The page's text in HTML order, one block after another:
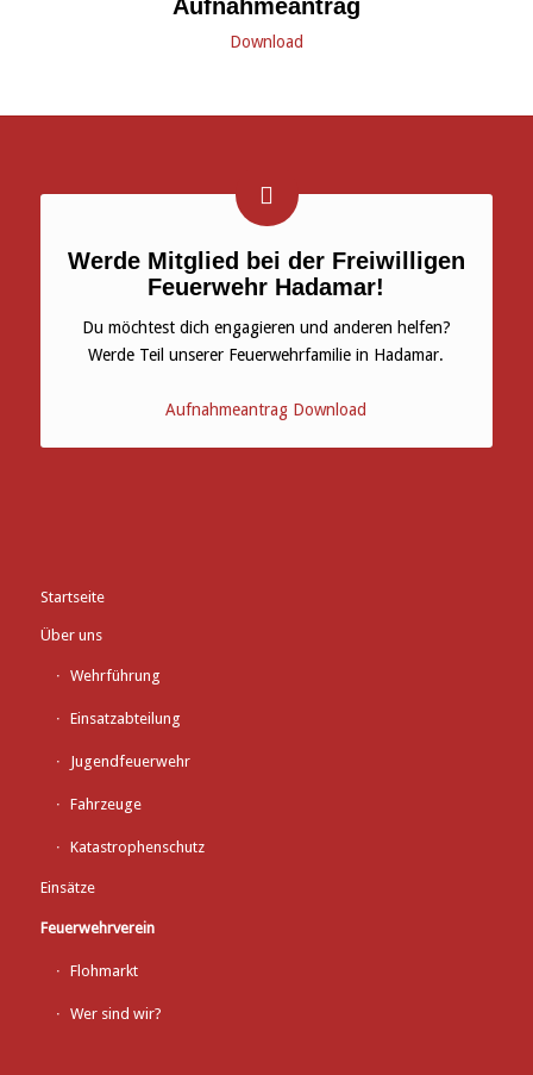
Aufnahmeantrag
Download
Werde Mitglied bei der Freiwilligen
Feuerwehr Hadamar!
Du möchtest dich engagieren und anderen helfen?
Werde Teil unserer Feuerwehrfamilie in Hadamar.
Aufnahmeantrag Download
Startseite
Über uns
Wehrführung
Einsatzabteilung
Jugendfeuerwehr
Fahrzeuge
Katastrophenschutz
Einsätze
Feuerwehrverein
Flohmarkt
Wer sind wir?